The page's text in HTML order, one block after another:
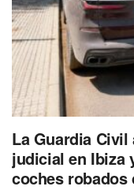
La Guardia
judicial en Ibiza
coches robados